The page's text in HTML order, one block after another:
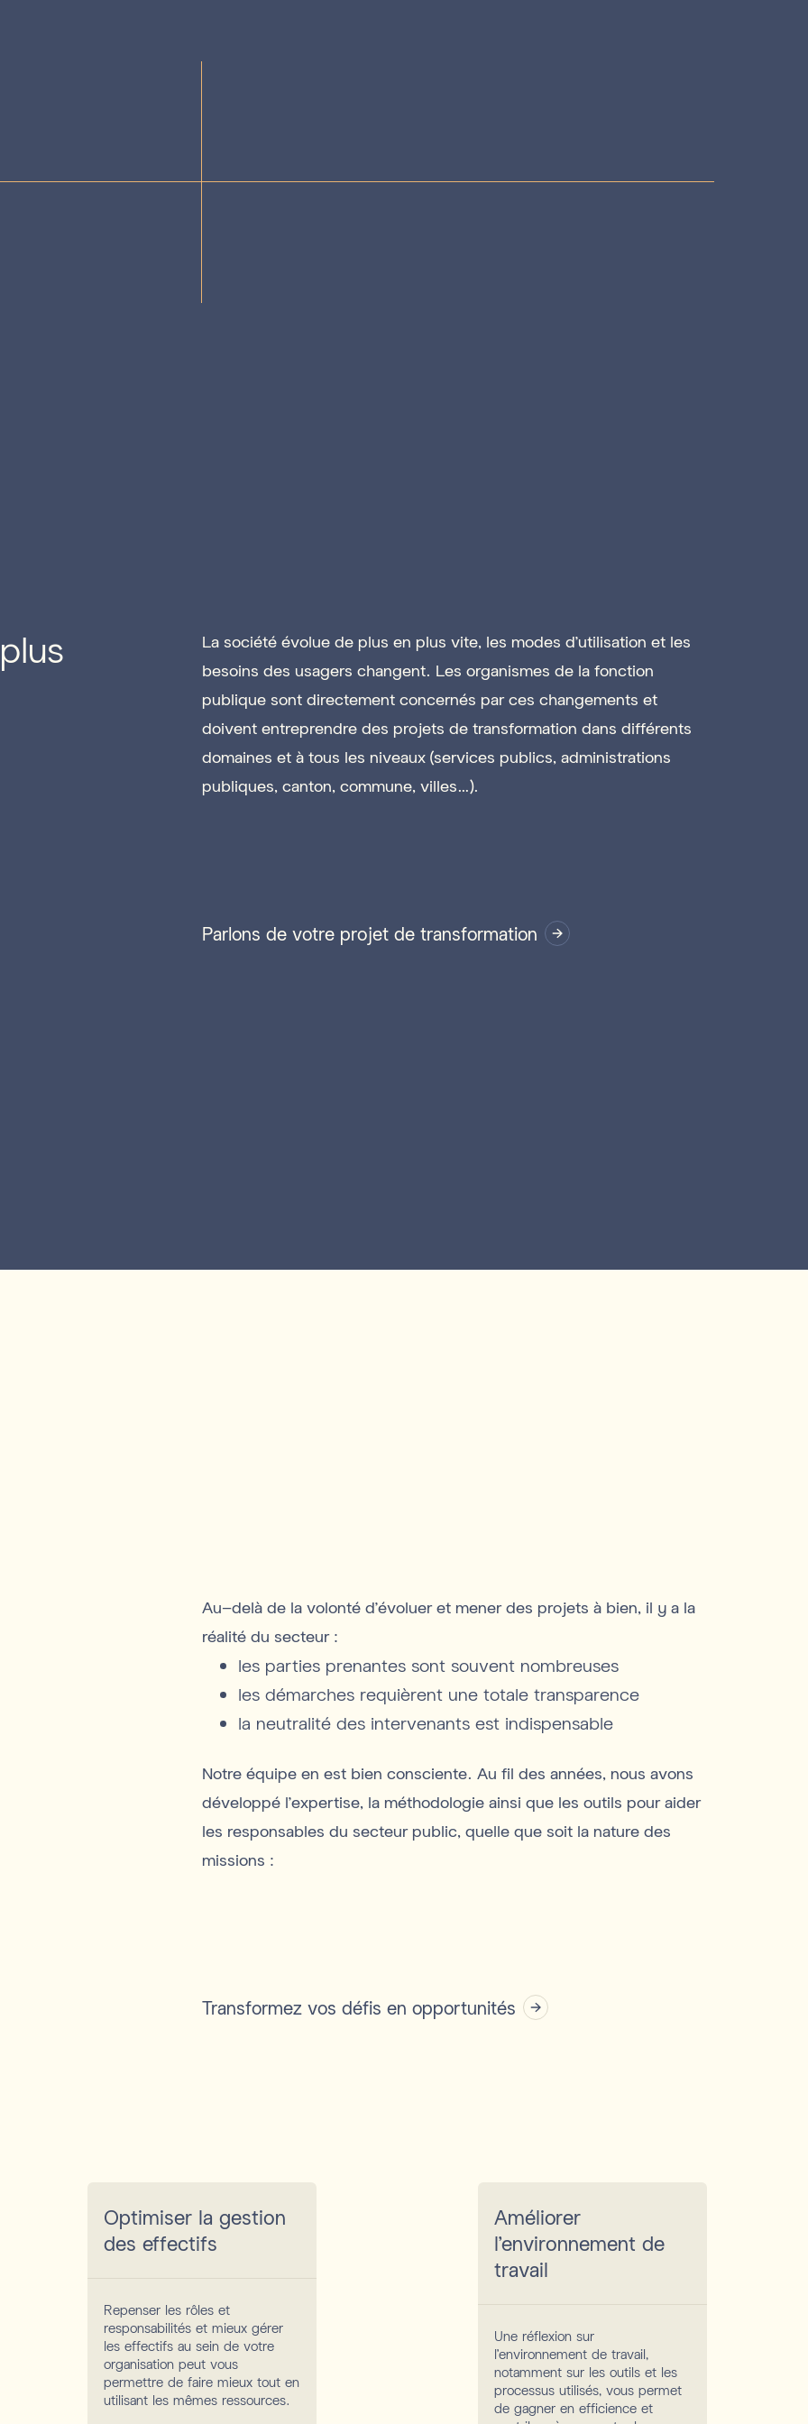
La société évolue de plus en plus vite, les modes d'utilisation et les
besoins des usagers changent. Les organismes de la fonction
publique sont directement concernés par ces changements et
doivent entreprendre des projets de transformation dans différents
domaines et à tous les niveaux (services publics, administrations
publiques, canton, commune, villes…).
Parlons de votre projet de transformation
Au-delà de la volonté d'évoluer et mener des projets à bien, il y a la
réalité du secteur :
les parties prenantes sont souvent nombreuses
les démarches requièrent une totale transparence
la neutralité des intervenants est indispensable
Notre équipe en est bien consciente. Au fil des années, nous avons
développé l’expertise, la méthodologie ainsi que les outils pour aider
les responsables du secteur public, quelle que soit la nature des
missions :
Transformez vos défis en opportunités
Optimiser la gestion
des effectifs
Repenser les rôles et
responsabilités et mieux gérer
les effectifs au sein de votre
organisation peut vous
permettre de faire mieux tout en
utilisant les mêmes ressources.
Améliorer
l’environnement de
travail
Une réflexion sur
l'environnement de travail,
notamment sur les outils et les
processus utilisés, vous permet
de gagner en efficience et